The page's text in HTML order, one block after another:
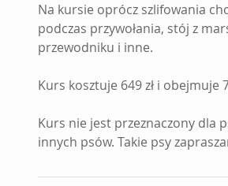
Na kursie oprócz szlifowania
podczas przywołania, stój z
przewodniku i inne.
Kurs kosztuje 649 zł i
Kurs nie jest przeznaczony dla
innych psów. Takie psy